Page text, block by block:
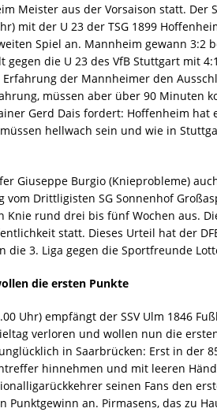
Meister aus der Vorsaison statt. Der
mit der U 23 der TSG 1899
Spiel an. Mannheim gewann 3:2
gegen die U 23 des VfB Stuttgart mit
der Mannheimer den
müssen aber über 90 Minuten
Gerd Dais fordert: Hoffenheim
hellwach sein und wie in
Giuseppe Burgio (Knieprobleme)
vom Drittligisten SG Sonnenhof
Knie rund drei bis fünf Wochen aus.
statt. Dieses Urteil hat der
die 3. Liga gegen die Sportfreunde
die ersten Punkte
Uhr) empfängt der SSV Ulm 1846
verloren und wollen nun die
in Saarbrücken: Erst in der
hinnehmen und mit leeren
seinen Fans den
an. Pirmasens, das zu